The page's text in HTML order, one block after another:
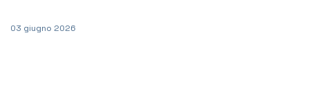
03 giugno 2026